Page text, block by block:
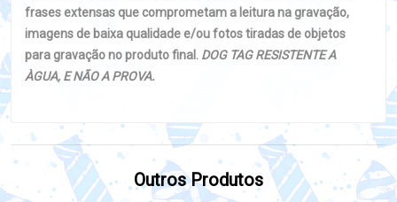
frases extensas que comprometam a leitura na gravação,
imagens de baixa qualidade e/ou fotos tiradas de objetos
para gravação no produto final. DOG TAG RESISTENTE A
ÀGUA, E NÃO A PROVA.
Outros Produtos